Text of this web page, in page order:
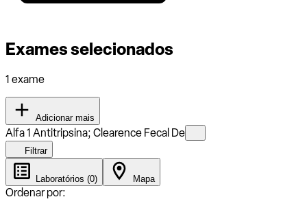
Exames selecionados
1 exame
Adicionar mais
Alfa 1 Antitripsina; Clearence Fecal De
Filtrar
Laboratórios (0) Mapa
Ordenar por: